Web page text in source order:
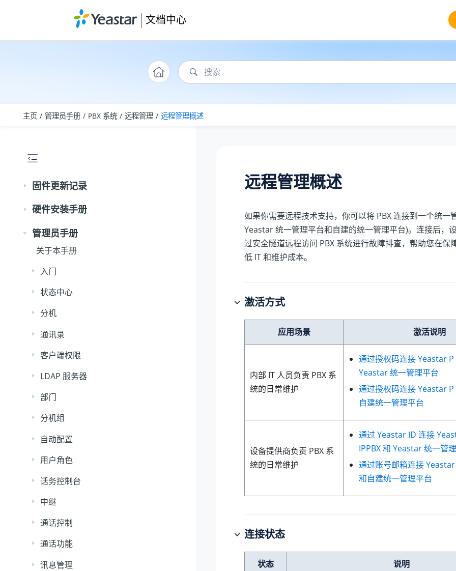
文档中心
主页 管理员手册 PBX 系统 远程管理 远程管理概述
固件更新记录
硬件安装手册
管理员手册
关于本手册
入门
状态中心
分机
通讯录
客户端权限
LDAP 服务器
部门
分机组
自动配置
用户角色
话务控制台
中继
通话控制
通话功能
讯息管理
远程管理概述
如果你需要远程技术支持，你可以将 PBX 连接到一个统一
Yeastar 统一管理平台和自建的统一管理平台)。连接后，
过安全隧道远程访问 PBX 系统进行故障排查，帮助您在保
低 IT 和维护成本。
激活方式
应用场景 激活说明
内部 IT 人员负责 PBX 系
统的日常维护
通过授权码连接 Yeastar P
Yeastar 统一管理平台
通过授权码连接Yeastar P
自建统一管理平台
设备提供商负责 PBX 系
统的日常维护
通过 Yeastar ID 连接
IPPBX 和 Yeastar 统一管
通过账号邮箱连接Yeastar
和自建统一管理平台
连接状态
状态 说明